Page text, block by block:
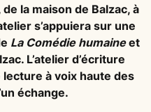
la maison de Balzac, à
s’appuiera sur une
La Comédie humaineet
L’atelier d’écriture
à voix haute des
échange.